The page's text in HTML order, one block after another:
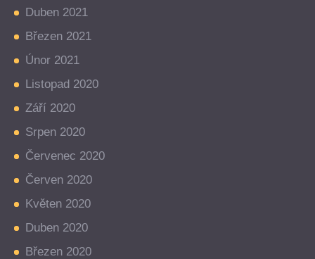
Duben 2021
Březen 2021
Únor 2021
Listopad 2020
Září 2020
Srpen 2020
Červenec 2020
Červen 2020
Květen 2020
Duben 2020
Březen 2020